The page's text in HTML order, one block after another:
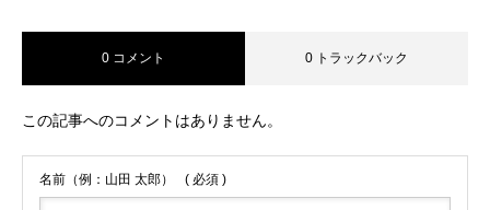
0 コメント 0 トラックバック
この記事へのコメントはありません。
名前（例：山田 太郎） ( 必須 )